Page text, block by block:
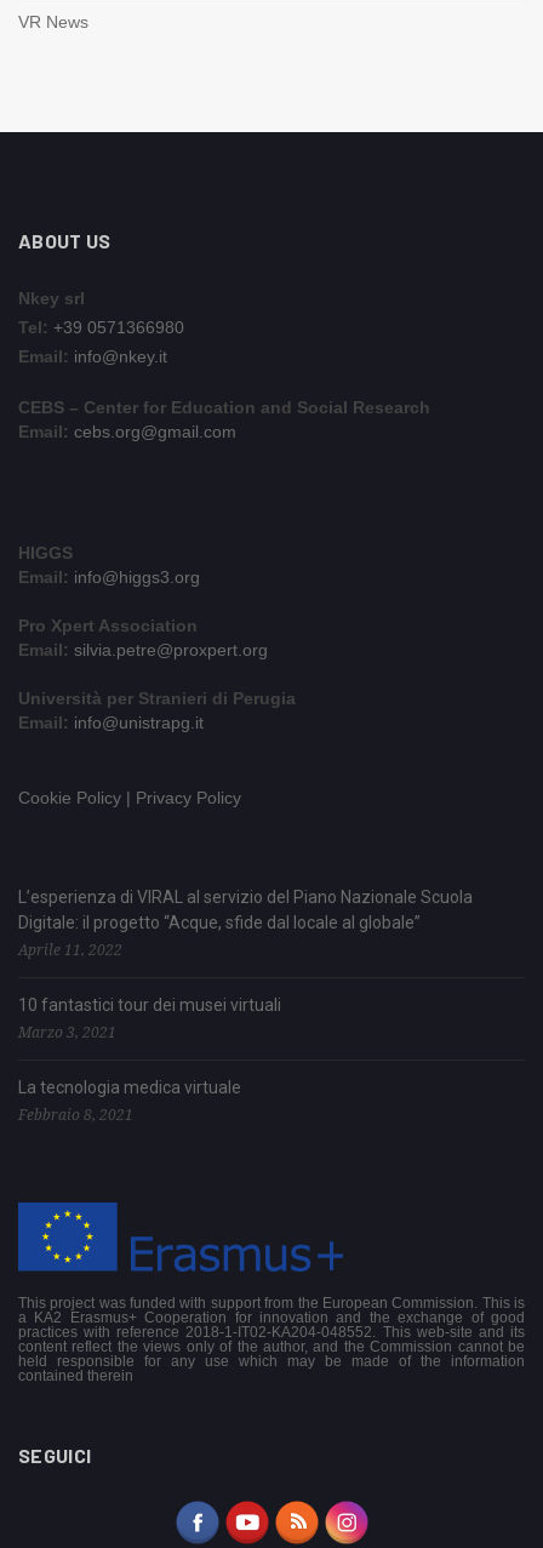
VR News
ABOUT US
Nkey srl
Tel: +39 0571366980
Email: info@nkey.it
CEBS – Center for Education and Social Research
Email: cebs.org@gmail.com
HIGGS
Email: info@higgs3.org
Pro Xpert Association
Email: silvia.petre@proxpert.org
Università per Stranieri di Perugia
Email: info@unistrapg.it
Cookie Policy | Privacy Policy
L’esperienza di VIRAL al servizio del Piano Nazionale Scuola
Digitale: il progetto “Acque, sfide dal locale al globale”
Aprile 11, 2022
10 fantastici tour dei musei virtuali
Marzo 3, 2021
La tecnologia medica virtuale
Febbraio 8, 2021
This project was funded with support from the European Commission. This is
a KA2 Erasmus+ Cooperation for innovation and the exchange of good
practices with reference 2018-1-IT02-KA204-048552. This web-site and its
content reflect the views only of the author, and the Commission cannot be
held responsible for any use which may be made of the information
contained therein
SEGUICI